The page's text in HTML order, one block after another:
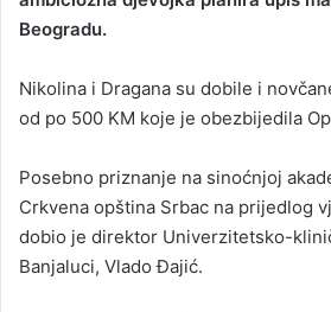
Beogradu.
Nikolina i Dragana su dobile i
od po 500 KM koje je obezbijedila
Posebno priznanje na sinoćnjoj
Crkvena opština Srbac na prijedlog
dobio je direktor Univerzitetsko-
Banjaluci, Vlado Đajić.